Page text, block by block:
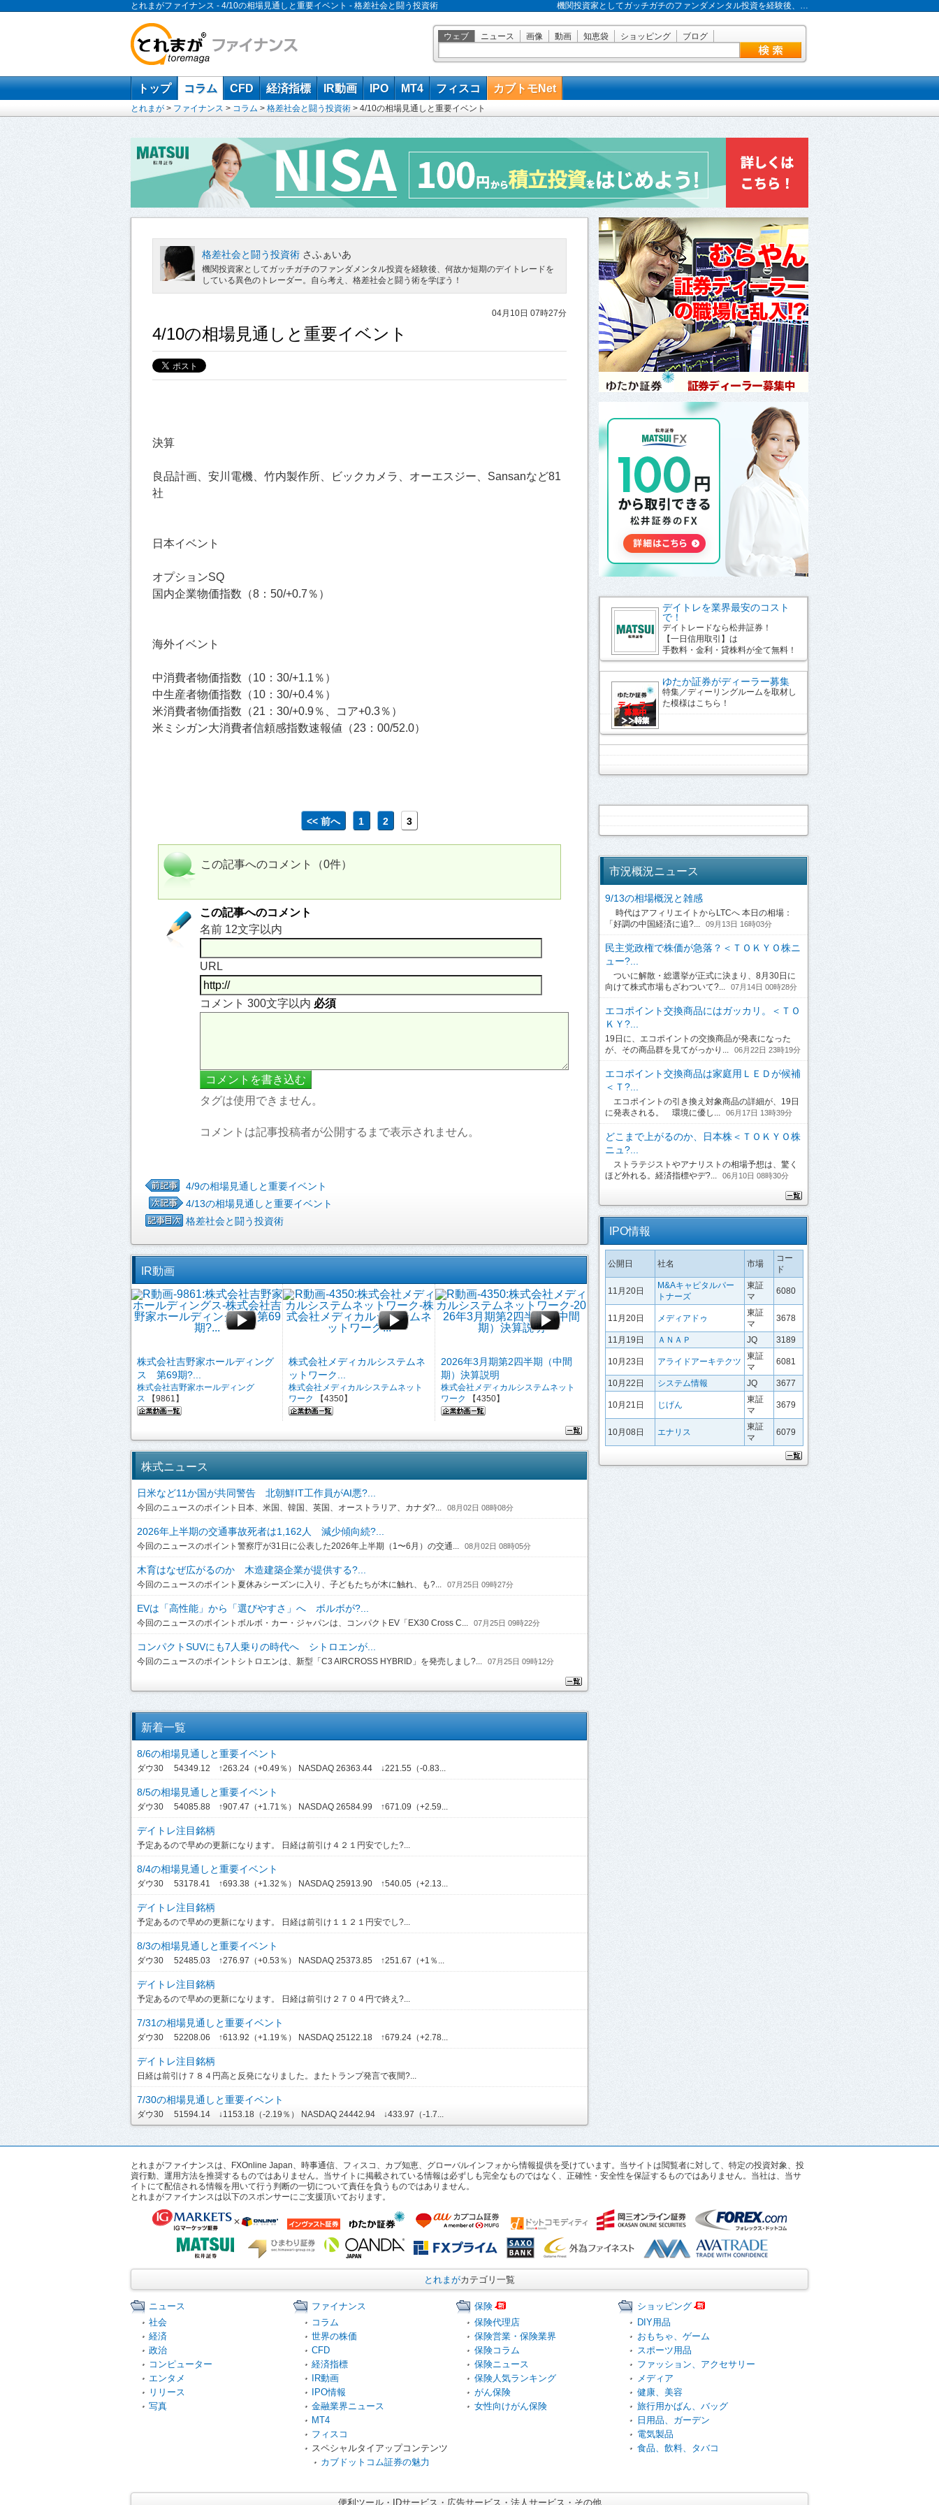
とれまがファイナンス - 4/10の相場見通しと重要イベント - 格差社会と闘う投資術 機関投資家としてガッチガチのファンダメンタル投資を経験後、…
ウェブ ニュース 画像 動画 知恵袋 ショッピング ブログ
トップ コラム CFD 経済指標 IR動画 IPO MT4 フィスコ カブトモNet
とれまが > ファイナンス > コラム > 格差社会と闘う投資術 > 4/10の相場見通しと重要イベント
格差社会と闘う投資術 さふぁいあ
機関投資家としてガッチガチのファンダメンタル投資を経験後、何故か短期のデイトレードを
している異色のトレーダー。自ら考え、格差社会と闘う術を学ぼう！
04月10日 07時27分
4/10の相場見通しと重要イベント
決算
良品計画、安川電機、竹内製作所、ビックカメラ、オーエスジー、Sansanなど81
社
日本イベント
オプションSQ
国内企業物価指数（8：50/+0.7％）
海外イベント
中消費者物価指数（10：30/+1.1％）
中生産者物価指数（10：30/+0.4％）
米消費者物価指数（21：30/+0.9％、コア+0.3％）
米ミシガン大消費者信頼感指数速報値（23：00/52.0）
<< 前へ 1 2 3
この記事へのコメント（0件）
この記事へのコメント
名前 12文字以内
URL
コメント 300文字以内 必須
タグは使用できません。
コメントは記事投稿者が公開するまで表示されません。
4/9の相場見通しと重要イベント
4/13の相場見通しと重要イベント
格差社会と闘う投資術
IR動画
株式会社吉野家ホールディング
ス 第69期?...
株式会社吉野家ホールディング
ス 【9861】
株式会社メディカルシステムネ
ットワーク...
株式会社メディカルシステムネット
ワーク
【4350】
2026年3月期第2四半期（中間
期）決算説明
株式会社メディカルシステムネット
ワーク
【4350】
株式ニュース
日米など11か国が共同警告 北朝鮮IT工作員がAI悪?...
今回のニュースのポイント日本、米国、韓国、英国、オーストラリア、カナダ?... 08月02日 08時08分
2026年上半期の交通事故死者は1,162人 減少傾向続?...
今回のニュースのポイント警察庁が31日に公表した2026年上半期（1〜6月）の交通... 08月02日 08時05分
木育はなぜ広がるのか 木造建築企業が提供する?...
今回のニュースのポイント夏休みシーズンに入り、子どもたちが木に触れ、も?... 07月25日 09時27分
EVは「高性能」から「選びやすさ」へ ボルボが?...
今回のニュースのポイントボルボ・カー・ジャパンは、コンパクトEV「EX30 Cross C... 07月25日 09時22分
コンパクトSUVにも7人乗りの時代へ シトロエンが...
今回のニュースのポイントシトロエンは、新型「C3 AIRCROSS HYBRID」を発売しまし?... 07月25日 09時12分
新着一覧
8/6の相場見通しと重要イベント
ダウ30 54349.12 ↑263.24（+0.49％） NASDAQ 26363.44 ↓221.55（-0.83...
8/5の相場見通しと重要イベント
ダウ30 54085.88 ↑907.47（+1.71％） NASDAQ 26584.99 ↑671.09（+2.59...
デイトレ注目銘柄
予定あるので早めの更新になります。 日経は前引け４２１円安でした?...
8/4の相場見通しと重要イベント
ダウ30 53178.41 ↑693.38（+1.32％） NASDAQ 25913.90 ↑540.05（+2.13...
デイトレ注目銘柄
予定あるので早めの更新になります。 日経は前引け１１２１円安でし?...
8/3の相場見通しと重要イベント
ダウ30 52485.03 ↑276.97（+0.53％） NASDAQ 25373.85 ↑251.67（+1％...
デイトレ注目銘柄
予定あるので早めの更新になります。 日経は前引け２７０４円で終え?...
7/31の相場見通しと重要イベント
ダウ30 52208.06 ↑613.92（+1.19％） NASDAQ 25122.18 ↑679.24（+2.78...
デイトレ注目銘柄
日経は前引け７８４円高と反発になりました。またトランプ発言で夜間?...
7/30の相場見通しと重要イベント
ダウ30 51594.14 ↓1153.18（-2.19％） NASDAQ 24442.94 ↓433.97（-1.7...
デイトレを業界最安のコスト
で！
デイトレードなら松井証券！
【一日信用取引】は
手数料・金利・貸株料が全て無料！
ゆたか証券がディーラー募集
特集／ディーリングルームを取材し
た模様はこちら！
市況概況ニュース
9/13の相場概況と雑感
時代はアフィリエイトからLTCへ 本日の相場：
「好調の中国経済に追?...
09月13日 16時03分
民主党政権で株価が急落？＜ＴＯＫＹＯ株ニ
ュー?...
ついに解散・総選挙が正式に決まり、8月30日に
向けて株式市場もざわついて?...
07月14日 00時28分
エコポイント交換商品にはガッカリ。＜ＴＯ
ＫＹ?...
19日に、エコポイントの交換商品が発表になった
が、その商品群を見てがっかり...
06月22日 23時19分
エコポイント交換商品は家庭用ＬＥＤが候補
＜Ｔ?...
エコポイントの引き換え対象商品の詳細が、19日
に発表される。 環境に優し...
06月17日 13時39分
どこまで上がるのか、日本株＜ＴＯＫＹＯ株
ニュ?...
ストラテジストやアナリストの相場予想は、驚く
ほど外れる。経済指標やデ?...
06月10日 08時30分
IPO情報
公開日 社名 市場
コー
ド
11月20日
M&Aキャピタルパー
トナーズ
東証
マ
6080
11月20日 メディアドゥ
東証
マ
3678
11月19日 ＡＮＡＰ JQ 3189
10月23日 アライドアーキテクツ
東証
マ
6081
10月22日 システム情報 JQ 3677
10月21日 じげん
東証
マ
3679
10月08日 エナリス
東証
マ
6079
とれまがファイナンスは、FXOnline Japan、時事通信、フィスコ、カブ知恵、グローバルインフォから情報提供を受けています。当サイトは閲覧者に対して、特定の投資対象、投
資行動、運用方法を推奨するものではありません。当サイトに掲載されている情報は必ずしも完全なものではなく、正確性・安全性を保証するものではありません。当社は、当サ
イトにて配信される情報を用いて行う判断の一切について責任を負うものではありません。
とれまがファイナンスは以下のスポンサーにご支援頂いております。
とれまがカテゴリ一覧
ニュース
社会
経済
政治
コンピューター
エンタメ
リリース
写真
ファイナンス
コラム
世界の株価
CFD
経済指標
IR動画
IPO情報
金融業界ニュース
MT4
フィスコ
スペシャルタイアップコンテンツ
カブドットコム証券の魅力
保険
保険代理店
保険営業・保険業界
保険コラム
保険ニュース
保険人気ランキング
がん保険
女性向けがん保険
ショッピング
DIY用品
おもちゃ、ゲーム
スポーツ用品
ファッション、アクセサリー
メディア
健康、美容
旅行用かばん、バッグ
日用品、ガーデン
電気製品
食品、飲料、タバコ
便利ツール・IDサービス・広告サービス・法人サービス・その他